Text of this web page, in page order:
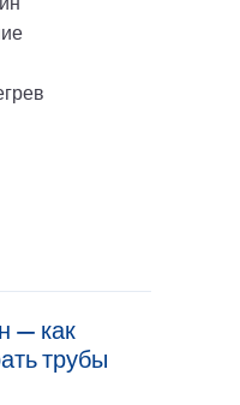
— как
трубы